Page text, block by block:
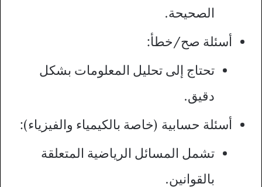
الصحيحة.
أسئلة صح/خطأ:
تحتاج إلى تحليل المعلومات بشكل
دقيق.
أسئلة حسابية (خاصة بالكيمياء والفيزياء):
تشمل المسائل الرياضية المتعلقة
بالقوانين.